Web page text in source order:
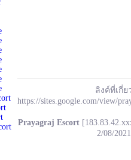
ลิงค์ที่เกี่ย
https://sites.google.com/view/
Prayagraj Escort
2/08/